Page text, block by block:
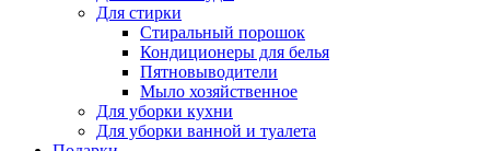
Для стирки
Стиральный порошок
Кондиционеры для белья
Пятновыводители
Мыло хозяйственное
Для уборки кухни
Для уборки ванной и туалета